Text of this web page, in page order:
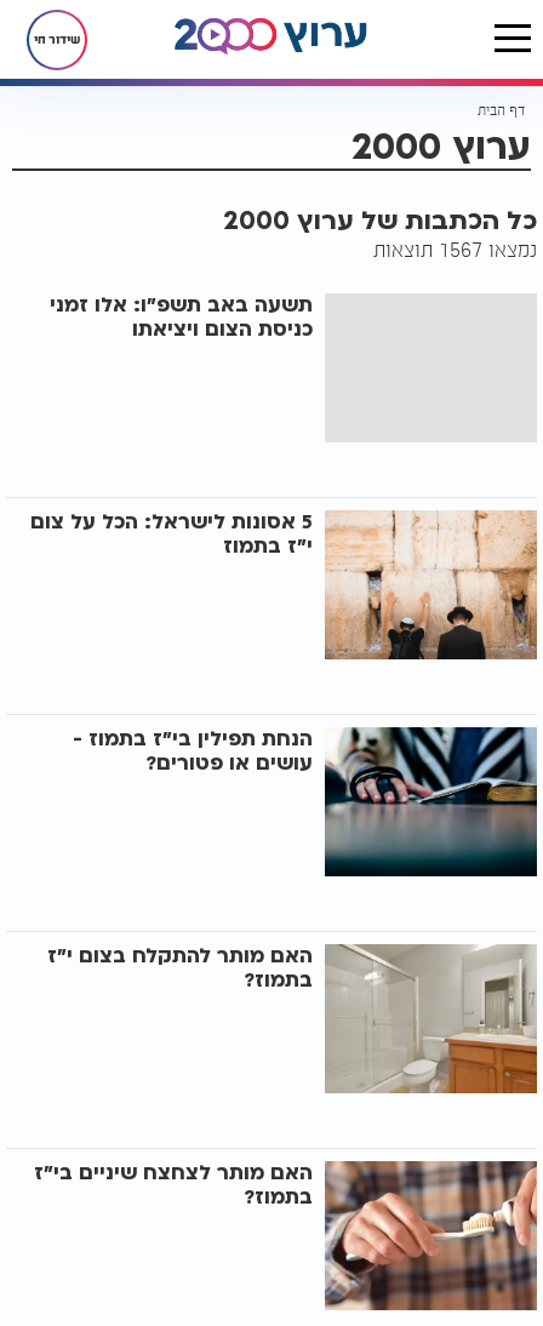
שידור חי
דף הבית
ערוץ 2000
כל הכתבות של ערוץ 2000
נמצאו 1567 תוצאות
תשעה באב תשפ"ו: אלו זמני
כניסת הצום ויציאתו
5 אסונות לישראל: הכל על צום
י"ז בתמוז
הנחת תפילין בי"ז בתמוז -
עושים או פטורים?
האם מותר להתקלח בצום י"ז
בתמוז?
האם מותר לצחצח שיניים בי"ז
בתמוז?